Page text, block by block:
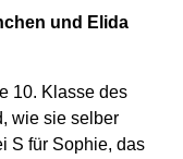
und Elida
10. Klasse des
wie sie selber
S für Sophie, das